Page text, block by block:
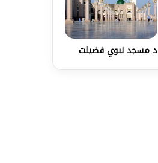
د مسجد نبوي فضیلت